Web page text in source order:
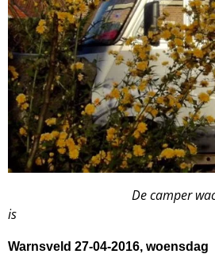
De camper wacht tot
is
Warnsveld 27-04-2016, woensdag